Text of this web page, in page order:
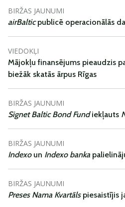
BIRŽAS JAUNUMI
airBalticpublicē operacionālās
VIEDOKĻI
Mājokļu finansējums pieaudzis
biežāk skatās ārpus Rīgas
BIRŽAS JAUNUMI
Signet Baltic Bond Fundiekļauts
BIRŽAS JAUNUMI
Indexoun Indexo banka
BIRŽAS JAUNUMI
Preses Nama Kvartāls piesaistījis